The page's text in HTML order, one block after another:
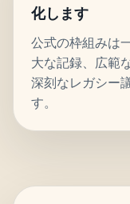
化します
公式の枠組みは
大な記録、広範
深刻なレガシー
す。